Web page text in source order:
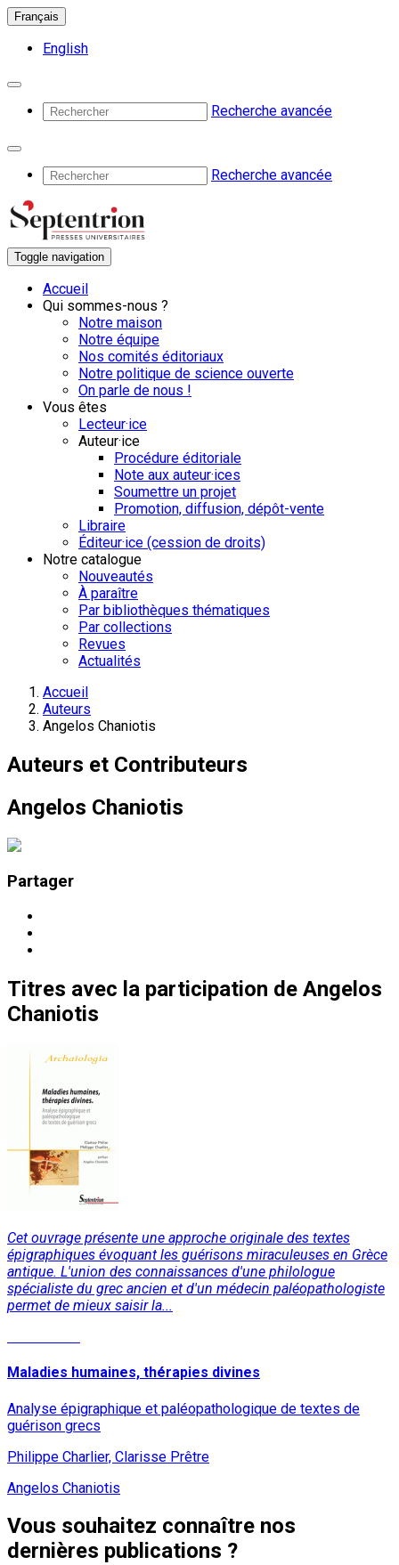
Français
English
Recherche avancée
Recherche avancée
Toggle navigation
Accueil
Qui sommes-nous ?
Notre maison
Notre équipe
Nos comités éditoriaux
Notre politique de science ouverte
On parle de nous !
Vous êtes
Lecteur·ice
Auteur·ice
Procédure éditoriale
Note aux auteur·ices
Soumettre un projet
Promotion, diffusion, dépôt-vente
Libraire
Éditeur·ice (cession de droits)
Notre catalogue
Nouveautés
À paraître
Par bibliothèques thématiques
Par collections
Revues
Actualités
Accueil
Auteurs
Angelos Chaniotis
Auteurs et Contributeurs
Angelos Chaniotis
Partager
Titres avec la participation de Angelos
Chaniotis
Cet ouvrage présente une approche originale des textes
épigraphiques évoquant les guérisons miraculeuses en Grèce
antique. L'union des connaissances d'une philologue
spécialiste du grec ancien et d'un médecin paléopathologiste
permet de mieux saisir la...
Maladies humaines, thérapies divines
Analyse épigraphique et paléopathologique de textes de
guérison grecs
Philippe Charlier, Clarisse Prêtre
Angelos Chaniotis
Vous souhaitez connaître nos
dernières publications ?